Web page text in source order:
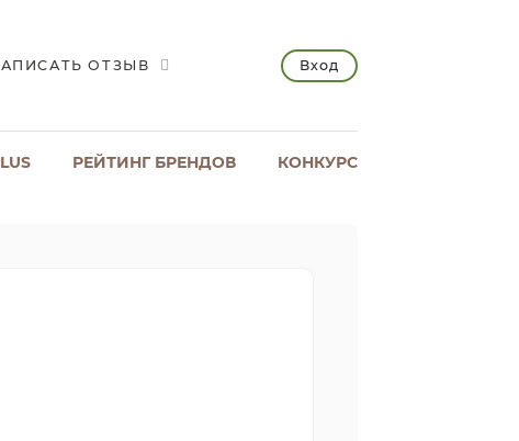
ОТЗЫВ Вход
РЕЙТИНГ БРЕНДОВ КОНКУРС